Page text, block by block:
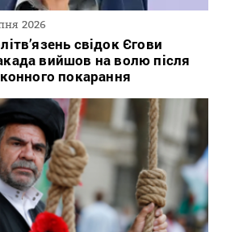
2026
свідок Єгови
вийшов на волю після
покарання